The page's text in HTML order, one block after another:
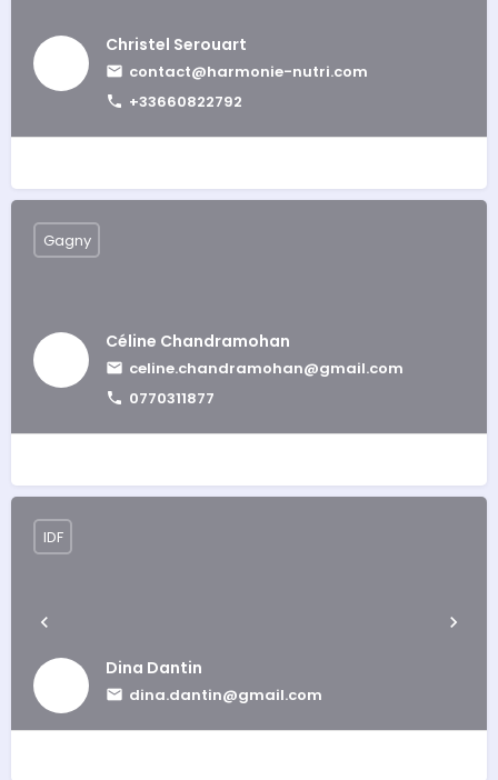
Christel Serouart
contact@harmonie-nutri.com
+33660822792
Céline Chandramohan
celine.chandramohan@gmail.com
0770311877
Gagny
Dina Dantin
dina.dantin@gmail.com
IDF